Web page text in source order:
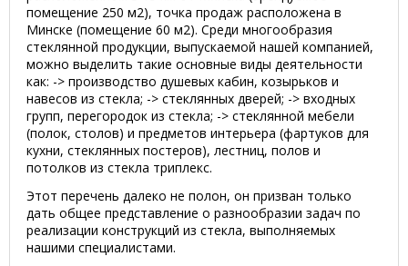
помещение 250 м2), точка продаж расположена в
Минске (помещение 60 м2). Среди многообразия
стеклянной продукции, выпускаемой нашей компанией,
можно выделить такие основные виды деятельности
как: -> производство душевых кабин, козырьков и
навесов из стекла; -> стеклянных дверей; -> входных
групп, перегородок из стекла; -> стеклянной мебели
(полок, столов) и предметов интерьера (фартуков для
кухни, стеклянных постеров), лестниц, полов и
потолков из стекла триплекс.
Этот перечень далеко не полон, он призван только
дать общее представление о разнообразии задач по
реализации конструкций из стекла, выполняемых
нашими специалистами.